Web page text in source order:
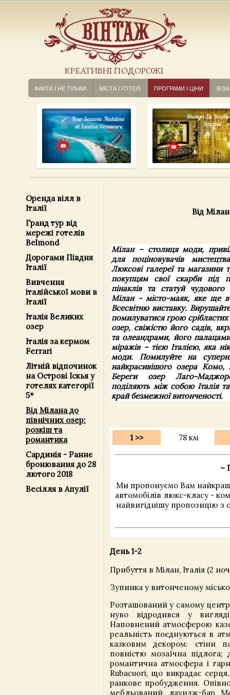
КРЕАТИВНІ ПОДОРОЖІ
ФАКТИ І НЕ ТІЛЬКИ МІСТА І ГОТЕЛІ ПРОГРАМИ І ЦІНИ ВІЗА
Оренда вілл в
Італії
Гранд тур від
мережі готелів
Belmond
Дорогами Півдня
Італії
Вивчення
італійської мови в
Італії
Італія Великих
озер
Італія за кермом
Ferrari
Літній відпочинок
на Острові Іскья у
готелях категорії
5*
Від Мілана до
північних озер:
розкіш та
романтика
Сардинія - Раннє
бронювання до 28
лютого 2018
Весілля в Апулії
Від
Мілан – столиця моди,
для поціновувачів
Люксові галереї та магазини
покупцям свої скарби під
пінаклів та статуй
Мілан - місто-маяк, яке ще
Всесвітню виставку.
помилуватися грою сріблястих
озер, свіжістю його садів,
та олеандрами, його
міражів – тією Італією, яка
моди. Помилуйте на
найкрасивішого озера Комо,
Береги озер Лаго-
поділяють між собою Італія
край безмежної витонченості.
1 >> 78 км
~
Ми пропонуємо Вам
автомобілів люкс-класу -
найвигіднішу пропозицію з
День 1-2
Прибуття в Мілан, Італія (2
Зупинка у витонченому
Розташований у самому
нуво відродився у
Наповнений атмосферою
реальність поєднуються в
казковим декором: стіни
повністю мозаїчна підлога;
романтична атмосфера і
Rubacuori, що викрадає
ранкове пробудження.
мебльований лаундж-бар